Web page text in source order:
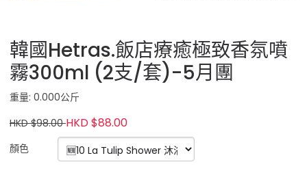
韓國Hetras.飯店療癒極致香氛噴
霧300ml (2支/套)-5月團
重量: 0.000公斤
HKD $98.00HKD $88.00
顏色